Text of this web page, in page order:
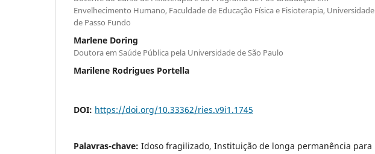
Envelhecimento Humano, Faculdade de Educação Física e Fisioterapia, Universidade
de Passo Fundo
Marlene Doring
Doutora em Saúde Pública pela Universidade de São Paulo
Marilene Rodrigues Portella
DOI: https://doi.org/10.33362/ries.v9i1.1745
Palavras-chave: Idoso fragilizado, Instituição de longa permanência para